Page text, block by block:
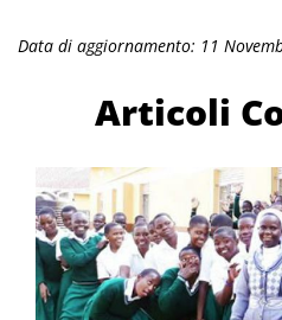
Data di aggiornamento: 11
Articoli